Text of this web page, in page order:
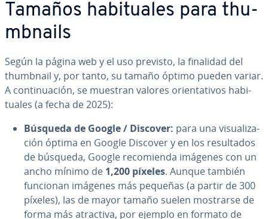
Tamaños ha­bi­tua­les para thu­
m­b­nai­ls
Según la página web y el uso previsto, la finalidad del
thumbnail y, por tanto, su tamaño óptimo pueden variar.
A co­n­ti­nua­ción, se muestran valores orie­n­ta­ti­vos ha­bi­
tua­les (a fecha de 2025):
Búsqueda de Google / Discover: para una vi­sua­li­za­
ción óptima en Google Discover y en los re­su­l­ta­dos
de búsqueda, Google re­co­mie­n­da imágenes con un
ancho mínimo de 1,200 píxeles. Aunque también
funcionan imágenes más pequeñas (a partir de 300
píxeles), las de mayor tamaño suelen mostrarse de
forma más atractiva, por ejemplo en formato de